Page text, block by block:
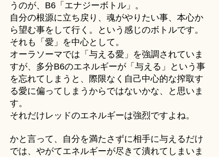
うのが、B6「エナジーボトル」。
自分の根源に立ち戻り、魂がやりたい事、本心か
ら望む事をして行く。という感じのボトルです。
それも「愛」を中心として。
オーラソーマでは「与える愛」を強調されていま
すが、多分B6のエネルギーが「与える」という事
を忘れてしまうと、際限なく自己中心的な搾取す
る愛に偏ってしまうからではないかな、と思いま
す。
それだけレッドのエネルギーは強烈ですよね。
かと言って、自分を満たさずに相手に与えるだけ
では、やがてエネルギーが尽きて潰れてしまいま